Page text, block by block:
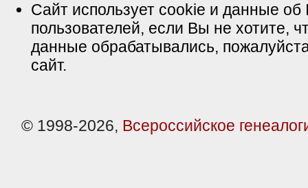
Сайт использует cookie и данные об
пользователей, если Вы не хотите,
данные обрабатывались,
сайт.
© 1998-2026, Всероссийское